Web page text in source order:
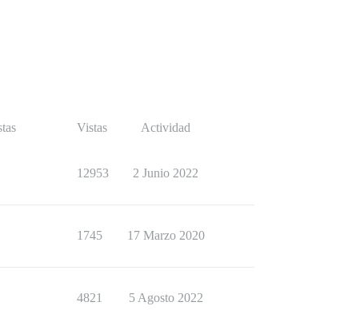
Vistas Actividad
12953 2 Junio 2022
1745 17 Marzo 2020
4821 5 Agosto 2022